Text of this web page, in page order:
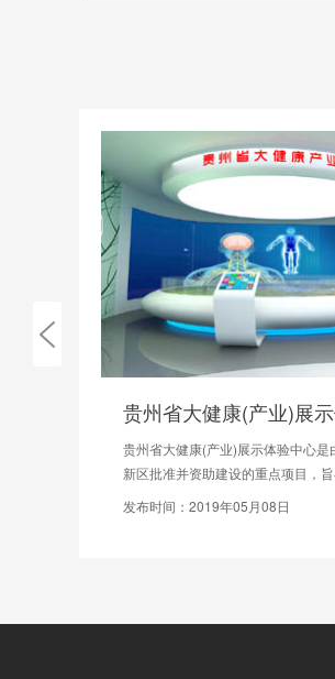
贵州省大健康(产业)展示体验中心是
新区批准并资助建设的重点项目，
发布时间：2019年05月08日